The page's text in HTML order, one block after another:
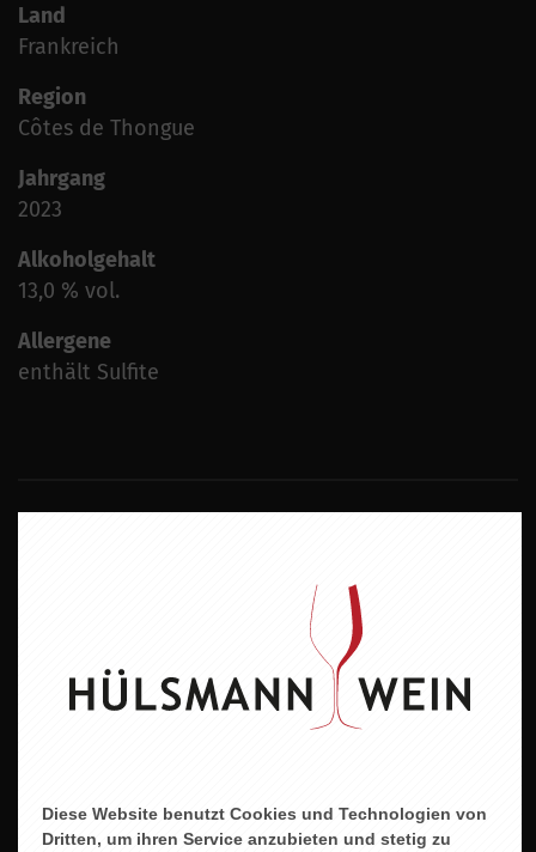
Land
Frankreich
Region
Côtes de Thongue
Jahrgang
2023
Alkoholgehalt
13,0 % vol.
Allergene
enthält Sulfite
ZU DIESEM PRODUKT PASST ...
Diese Website benutzt Cookies und Technologien von
Dritten, um ihren Service anzubieten und stetig zu